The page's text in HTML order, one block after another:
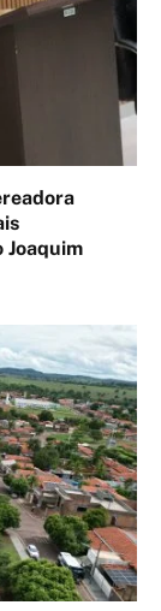
Joaquim